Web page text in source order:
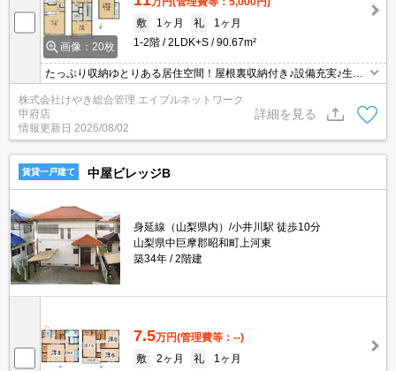
画像：20枚
敷
1ヶ月 礼
1ヶ月
1-2階
2LDK+S 90.67m²
たっぷり収納ゆとりある居住空間！屋根裏収納付き♪設備充実♪生活
便良好です♪
株式会社けやき総合管理 エイブルネットワーク
甲府店
情報更新日 2026/08/02
詳細を見る
賃貸一戸建て 中屋ビレッジB
身延線（山梨県内）/小井川駅 徒歩10分
山梨県中巨摩郡昭和町上河東
築34年
2階建
7.5万円(管理費等：--)
敷
2ヶ月 礼
1ヶ月